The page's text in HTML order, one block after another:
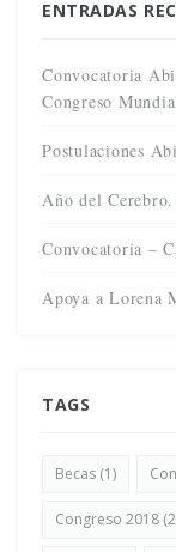
ENTRADAS
Convocatoria
Congreso
Postulaciones
Año del
Convocatoria –
Apoya a Lorena
TAGS
Becas (1)
Congreso 2018